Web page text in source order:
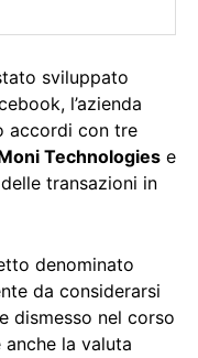
sviluppato
l’azienda
accordi con tre
Technologies e
transazioni in
denominato
da considerarsi
dismesso nel corso
la valuta